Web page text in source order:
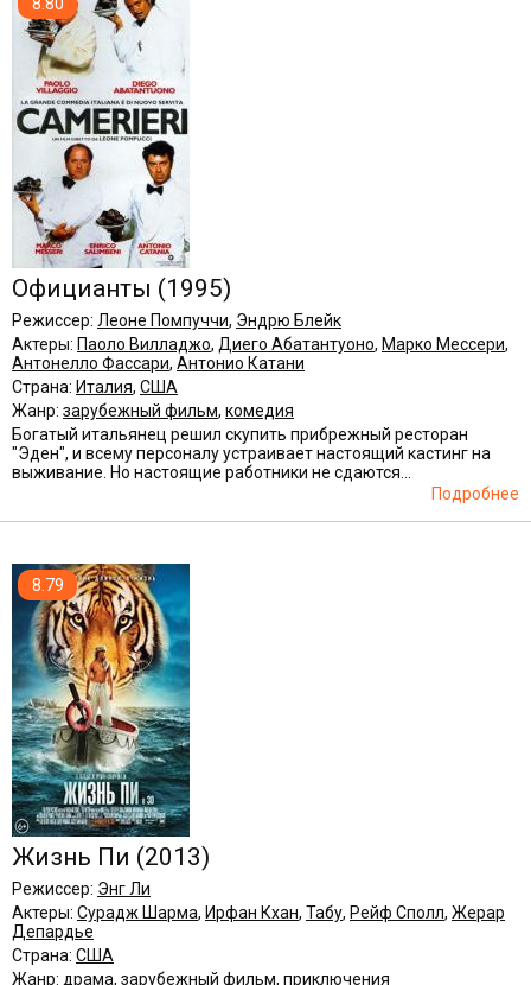
Официанты (1995)
Режиссер: Леоне Помпуччи, Эндрю Блейк
Актеры: Паоло Вилладжо, Диего Абатантуоно, Марко Мессери,
Антонелло Фассари, Антонио Катани
Страна: Италия, США
Жанр: зарубежный фильм, комедия
Богатый итальянец решил скупить прибрежный ресторан
"Эден", и всему персоналу устраивает настоящий кастинг на
выживание. Но настоящие работники не сдаются...
Подробнее
8.79
Жизнь Пи (2013)
Режиссер: Энг Ли
Актеры: Сурадж Шарма, Ирфан Кхан, Табу, Рейф Сполл, Жерар
Депардье
Страна: США
Жанр: драма, зарубежный фильм, приключения